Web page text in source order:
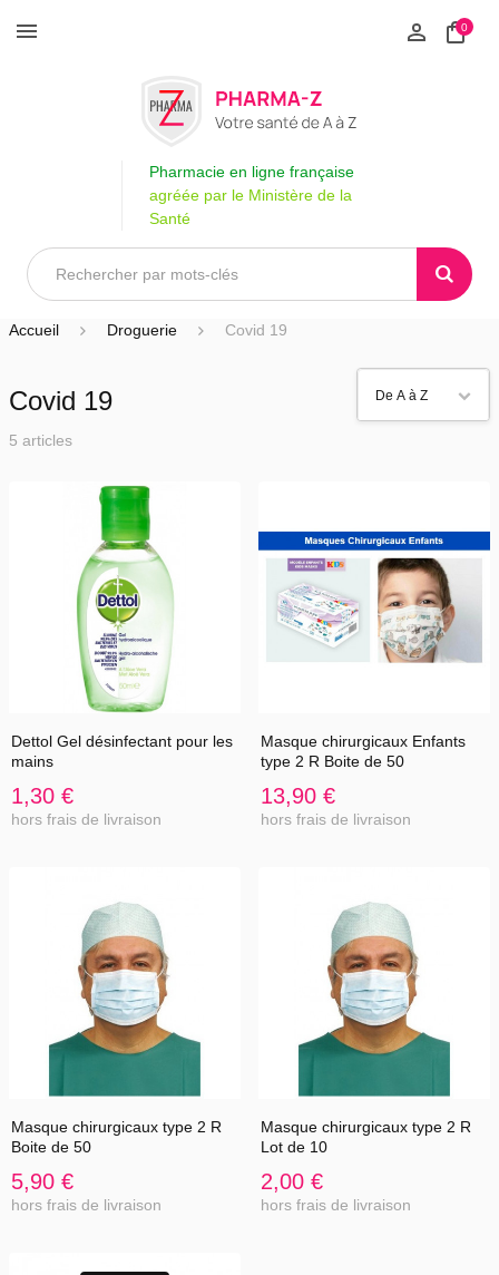
0
Pharmacie en ligne française
agréée par le Ministère de la
Santé
Accueil Droguerie Covid 19
Covid 19
5 articles
Dettol Gel désinfectant pour les
mains
1,30 €
hors frais de livraison
Masque chirurgicaux Enfants
type 2 R Boite de 50
13,90 €
hors frais de livraison
Masque chirurgicaux type 2 R
Boite de 50
5,90 €
hors frais de livraison
Masque chirurgicaux type 2 R
Lot de 10
2,00 €
hors frais de livraison